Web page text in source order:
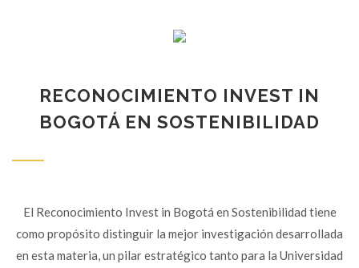
RECONOCIMIENTO INVEST IN
BOGOTÁ EN SOSTENIBILIDAD
El Reconocimiento Invest in Bogotá en Sostenibilidad tiene
como propósito distinguir la mejor investigación desarrollada
en esta materia, un pilar estratégico tanto para la Universidad